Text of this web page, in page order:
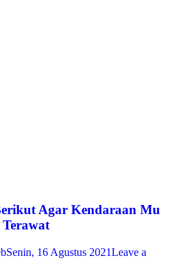
Agar Kendaraan Mu
Senin, 16 Agustus 2021Leave a